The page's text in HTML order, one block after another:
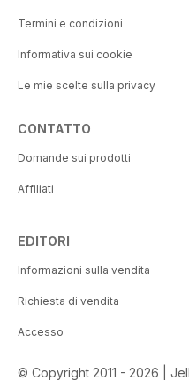
Termini e condizioni
Informativa sui cookie
Le mie scelte sulla privacy
CONTATTO
Domande sui prodotti
Affiliati
EDITORI
Informazioni sulla vendita
Richiesta di vendita
Accesso
© Copyright 2011 - 2026 |